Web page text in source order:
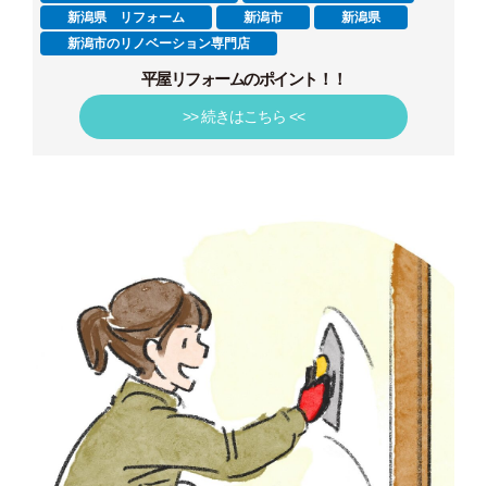
新潟県 リフォーム
新潟市
新潟県
新潟市のリノベーション専門店
平屋リフォームのポイント！！
>> 続きはこちら <<